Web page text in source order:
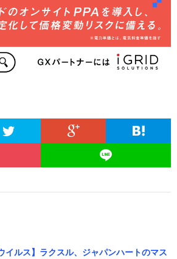
イルス】ラクスル、ジャパンハートのマス